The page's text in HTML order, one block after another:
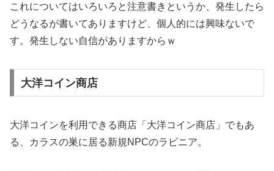
これについてはいろいろと注意書きというか、発生したら
どうなるが書いてありますけど、個人的には興味ないで
す。発生しない自信がありますからｗ
大洋コイン商店
大洋コインを利用できる商店「大洋コイン商店」でもあ
る、カラスの巣に居る新規NPCのラビニア。